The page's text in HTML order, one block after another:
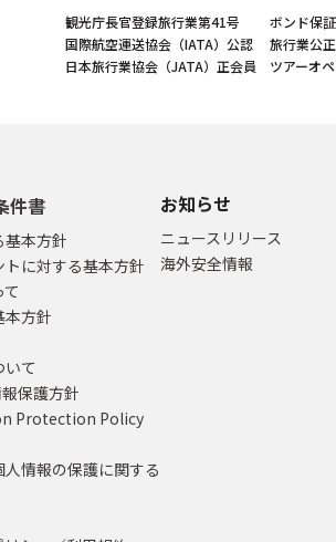
観光庁長官登録旅行業第41号
国際航空運送協会（IATA）公認
日本旅行業協会（JATA）正会員
ボンド保
旅行業公
ツアーオ
件書
基本方針
に対する基本方針
本方針
て
保護方針
Protection Policy
情報の保護に関する
お知らせ
ニュースリリース
海外安全情報